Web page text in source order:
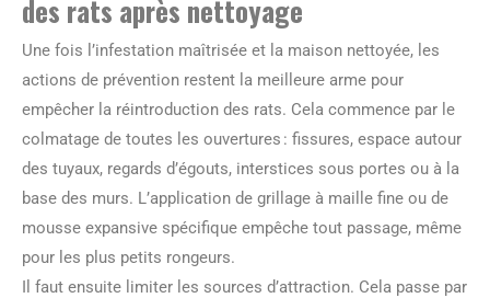
des rats après nettoyage
Une fois l’infestation maîtrisée et la maison nettoyée, les
actions de prévention restent la meilleure arme pour
empêcher la réintroduction des rats. Cela commence par le
colmatage de toutes les ouvertures : fissures, espace autour
des tuyaux, regards d’égouts, interstices sous portes ou à la
base des murs. L’application de grillage à maille fine ou de
mousse expansive spécifique empêche tout passage, même
pour les plus petits rongeurs.
Il faut ensuite limiter les sources d’attraction. Cela passe par